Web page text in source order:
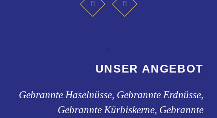
UNSER ANGEBOT
Gebrannte Haselnüsse, Gebrannte Erdnüsse,
Gebrannte Kürbiskerne, Gebrannte